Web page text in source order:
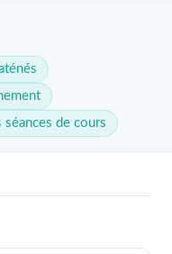
de cours